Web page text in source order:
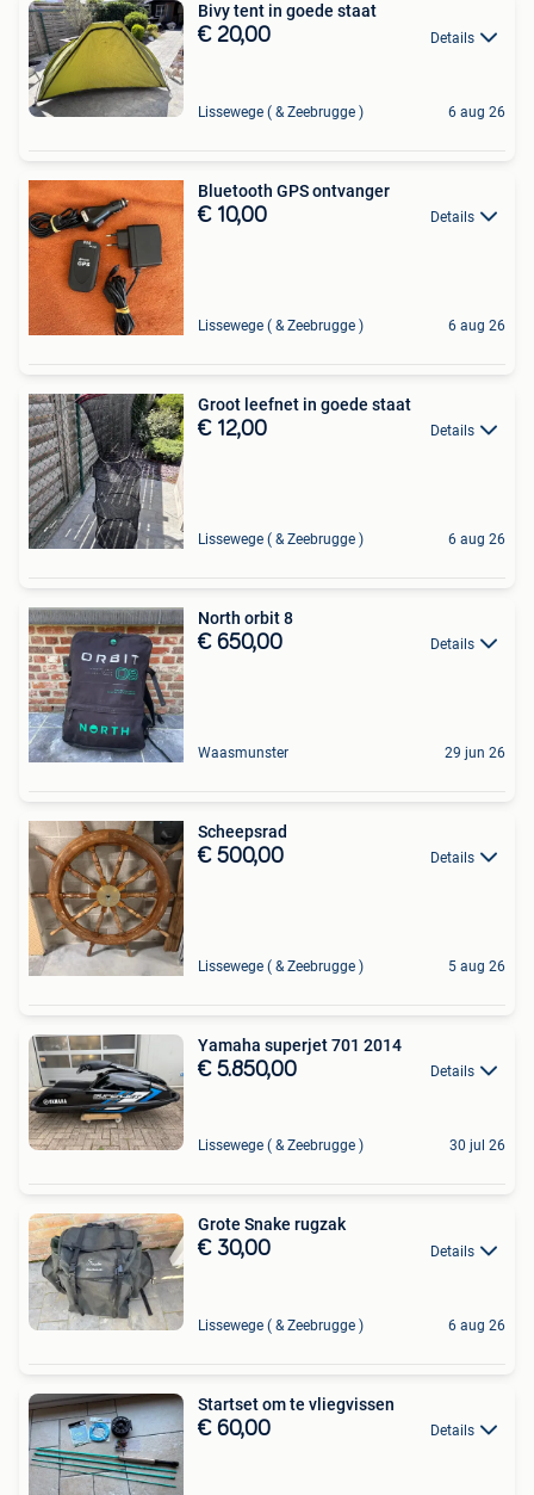
Bivy tent in goede staat
€ 20,00 Details
Lissewege ( & Zeebrugge ) 6 aug 26
Bluetooth GPS ontvanger
€ 10,00 Details
Lissewege ( & Zeebrugge ) 6 aug 26
Groot leefnet in goede staat
€ 12,00 Details
Lissewege ( & Zeebrugge ) 6 aug 26
North orbit 8
€ 650,00 Details
Waasmunster 29 jun 26
Scheepsrad
€ 500,00 Details
Lissewege ( & Zeebrugge ) 5 aug 26
Yamaha superjet 701 2014
€ 5.850,00 Details
Lissewege ( & Zeebrugge ) 30 jul 26
Grote Snake rugzak
€ 30,00 Details
Lissewege ( & Zeebrugge ) 6 aug 26
Startset om te vliegvissen
€ 60,00 Details